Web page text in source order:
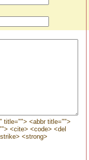
title=""> <abbr title="">
<cite> <code> <del
<strong>